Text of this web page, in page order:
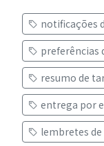
notificações
preferências
resumo de
entrega por
lembretes